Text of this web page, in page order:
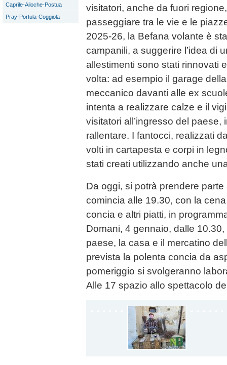
Caprile-Ailoche-Postua
Pray-Portula-Coggiola
visitatori, anche da fuori
passeggiare tra le vie e le
2025-26, la Befana volante è
campanili, a suggerire l’idea di
allestimenti sono stati rinnovati
volta: ad esempio il garage
meccanico davanti alle ex
intenta a realizzare calze e il
visitatori all’ingresso del
rallentare. I fantocci, realizzati
volti in cartapesta e corpi in
stati creati utilizzando anche
Da oggi, si potrà prendere
comincia alle 19.30, con la
concia e altri piatti, in
Domani, 4 gennaio, dalle
paese, la casa e il mercatino
prevista la polenta concia da
pomeriggio si svolgeranno
Alle 17 spazio allo spettacolo